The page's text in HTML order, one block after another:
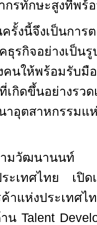
รทักษะสูงที่พร้
รั้งนี้จึงเป็นการ
คธุรกิจอย่างเ
คนให้พร้อมรับมื
เกิดขึ้นอย่างร
อุตสาหกรรมแ
วัฒนานนท์ ป
ะเทศไทย เปิด
าแห่งประเทศ
น Talent